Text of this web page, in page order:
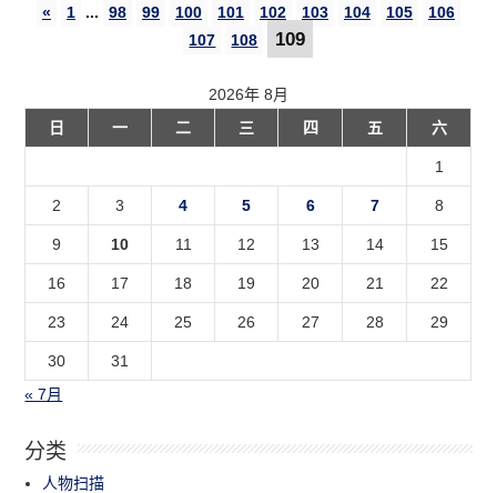
« 1 ... 98 99 100 101 102 103 104 105
106
107
108 109
2026年 8月
日
一 二 三 四 五 六
1
2 3 4 5 6 7 8
9 10 11 12 13 14 15
16 17 18 19 20 21 22
23 24 25 26 27 28 29
30
31
« 7月
分类
人物扫描